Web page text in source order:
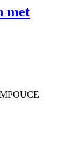
met